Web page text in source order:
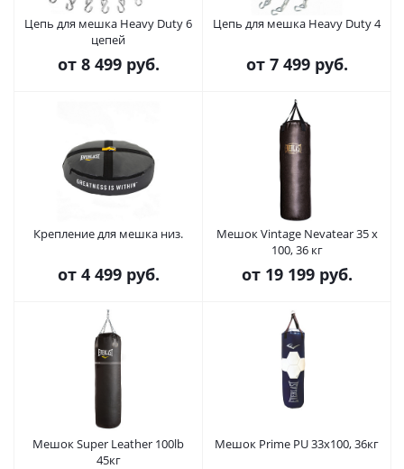
Цепь для мешка Heavy Duty 6
цепей
от 8 499 руб.
Цепь для мешка Heavy Duty 4
от 7 499 руб.
Крепление для мешка низ.
от 4 499 руб.
Мешок Vintage Nevatear 35 x
100, 36 кг
от 19 199 руб.
Мешок Super Leather 100lb
45кг
Мешок Prime PU 33x100, 36кг